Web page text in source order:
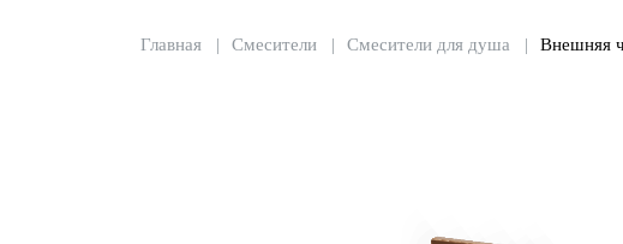
Главная Смесители Смесители для душа Внешняя